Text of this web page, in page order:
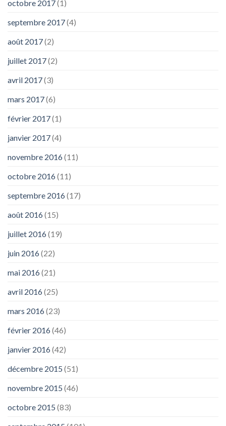
octobre 2017(1)
septembre 2017(4)
août 2017(2)
juillet 2017(2)
avril 2017(3)
mars 2017(6)
février 2017(1)
janvier 2017(4)
novembre 2016(11)
octobre 2016(11)
septembre 2016(17)
août 2016(15)
juillet 2016(19)
juin 2016(22)
mai 2016(21)
avril 2016(25)
mars 2016(23)
février 2016(46)
janvier 2016(42)
décembre 2015 (51)
novembre 2015 (46)
octobre 2015 (83)